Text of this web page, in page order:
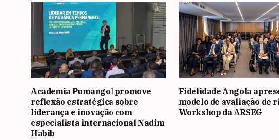
Academia Pumangol promove
reflexão estratégica sobre
liderança e inovação com
especialista internacional Nadim
Habib
Fidelidade Angola
modelo de avaliação de
Workshop da ARSEG